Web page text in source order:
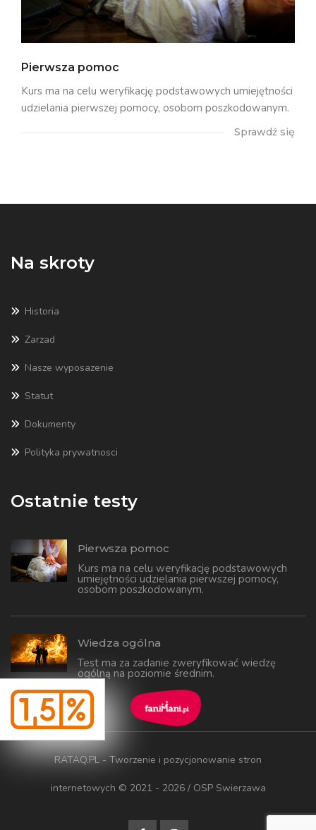
Pierwsza pomoc
Kurs ma na celu weryfikację podstawowych umiejętności
udzielania pierwszej pomocy, osobom poszkodowanym.
Sprawdź się
Na skroty
Historia
Zarzad
Nasze wyposazenie
Statut
Dokumenty
Polityka prywatnosci
Ostatnie testy
Pierwsza pomoc
Kurs ma na celu weryfikację podstawowych
umiejętności udzielania pierwszej pomocy,
osobom poszkodowanym.
Wiedza ogólna
Test ma za zadanie zweryfikować wiedzę
ogólną na poziomie średnim.
RATAQ.PL - Tworzenie i pozycjonowanie stron
internetowych © 2021 - 2026 / OSP Swierzawa